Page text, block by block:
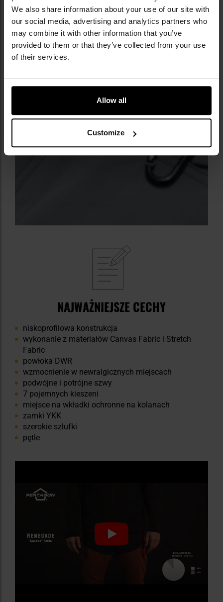
We also share information about your use of our site with
our social media, advertising and analytics partners who
may combine it with other information that you’ve
provided to them or that they’ve collected from your use
of their services.
Allow all
Customize
NAJWAŻNIEJSZE CECHY
niskoprofilowa konstrukcja
wykonanie z materiałów Canvas Fabric i Stretch
Fabric
powłoka DWR
wzmocnienie w newralgicznych miejscach
podwójne i potrójne szwy
7 pojemnych kieszeni
miejsce na wkładki ochronne na kolanach
zamki YKK
szerokie szlufki
pętle